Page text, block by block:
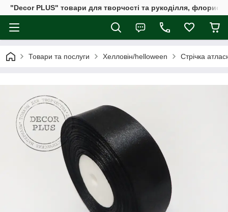
"Decor PLUS" товари для творчості та рукоділля,
Товари та послуги Хелловін/helloween Стрічка